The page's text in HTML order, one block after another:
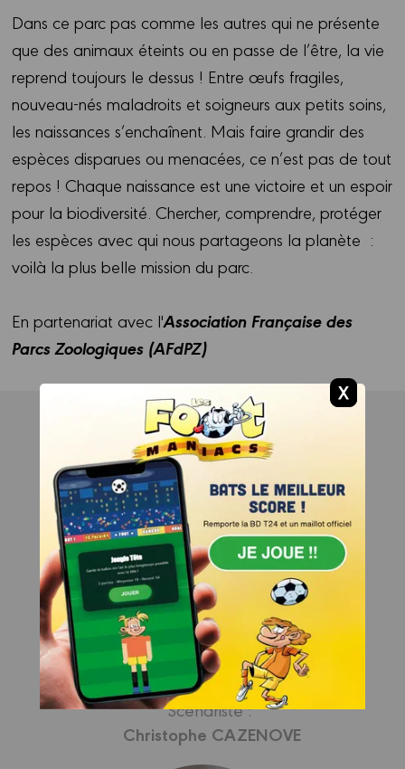
Dans ce parc pas comme les autres qui ne présente
que des animaux éteints ou en passe de l’être, la vie
reprend toujours le dessus ! Entre œufs fragiles,
nouveau-nés maladroits et soigneurs aux petits soins,
les naissances s’enchaînent. Mais faire grandir des
espèces disparues ou menacées, ce n’est pas de tout
repos ! Chaque naissance est une victoire et un espoir
pour la biodiversité. Chercher, comprendre, protéger
les espèces avec qui nous partageons la planète :
voilà la plus belle mission du parc.
En partenariat avec l'Association Française des
Parcs Zoologiques (AFdPZ)
Les auteurs
Scénariste :
Christophe CAZENOVE
JE JOUE !